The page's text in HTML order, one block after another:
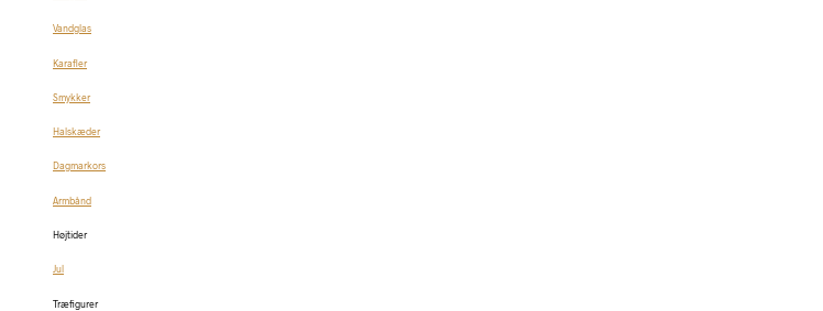
Vandglas
Karafler
Smykker
Halskæder
Dagmarkors
Armbånd
Højtider
Jul
Træfigurer